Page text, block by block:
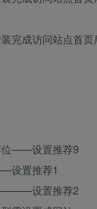
完成访问站点首
位——设置推荐9
设置推荐1
设置推荐2